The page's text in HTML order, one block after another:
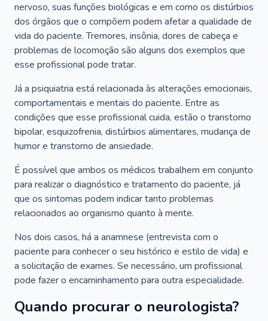
nervoso, suas funções biológicas e em como os distúrbios
dos órgãos que o compõem podem afetar a qualidade de
vida do paciente. Tremores, insônia, dores de cabeça e
problemas de locomoção são alguns dos exemplos que
esse profissional pode tratar.
Já a psiquiatria está relacionada às alterações emocionais,
comportamentais e mentais do paciente. Entre as
condições que esse profissional cuida, estão o transtorno
bipolar, esquizofrenia, distúrbios alimentares, mudança de
humor e transtorno de ansiedade.
É possível que ambos os médicos trabalhem em conjunto
para realizar o diagnóstico e tratamento do paciente, já
que os sintomas podem indicar tanto problemas
relacionados ao organismo quanto à mente.
Nos dois casos, há a anamnese (entrevista com o
paciente para conhecer o seu histórico e estilo de vida) e
a solicitação de exames. Se necessário, um profissional
pode fazer o encaminhamento para outra especialidade.
Quando procurar o neurologista?